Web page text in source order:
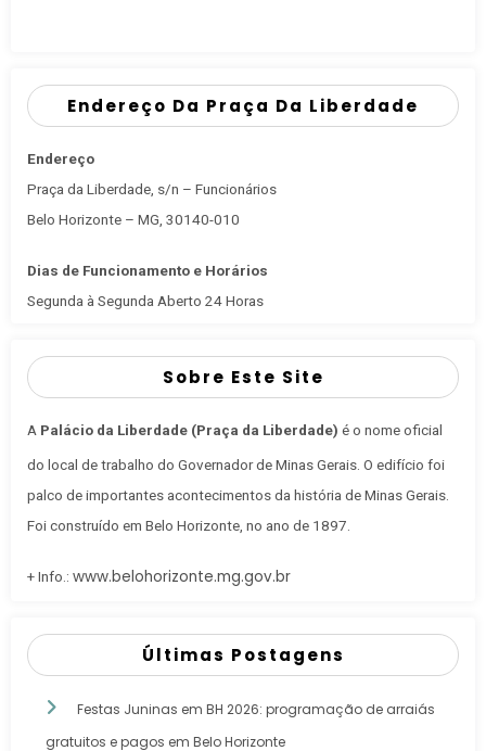
Endereço Da Praça Da Liberdade
Endereço
Praça da Liberdade, s/n – Funcionários
Belo Horizonte – MG, 30140-010
Dias de Funcionamento e Horários
Segunda à Segunda Aberto 24 Horas
Sobre Este Site
A Palácio da Liberdade (Praça da Liberdade) é o nome oficial
do local de trabalho do Governador de Minas Gerais . O edifício foi
palco de importantes acontecimentos da história de Minas Gerais.
Foi construído em Belo Horizonte, no ano de 1897.
+ Info.: www.belohorizonte.mg.gov.br
Últimas Postagens
Festas Juninas em BH 2026: programação de arraiás
gratuitos e pagos em Belo Horizonte